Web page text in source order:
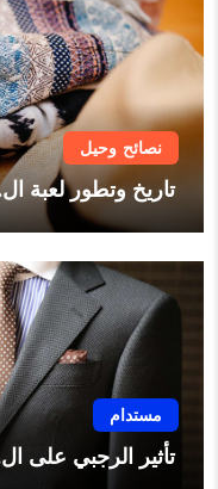
نصائح وحيل
تاريخ وتطور لعبة
مستدام
تأثير الرجبي على